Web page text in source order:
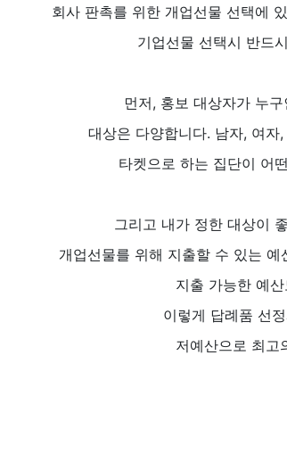
회사 판촉를 위한 개업선물 선택에
기업선물 선택시 반드
먼저, 홍보 대상자가 누
대상은 다양합니다. 남자, 여자
타켓으로 하는 집단이 어
그리고 내가 정한 대상이
개업선물를 위해 지출할 수 있는
지출 가능한 예
이렇게 답례품 선
저예산으로 최고